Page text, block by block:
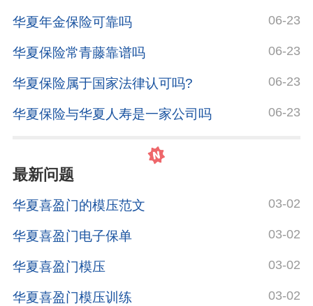
华夏年金保险可靠吗 06-23
华夏保险常青藤靠谱吗 06-23
华夏保险属于国家法律认可吗? 06-23
华夏保险与华夏人寿是一家公司吗 06-23
最新问题
华夏喜盈门的模压范文 03-02
华夏喜盈门电子保单 03-02
华夏喜盈门模压 03-02
华夏喜盈门模压训练 03-02